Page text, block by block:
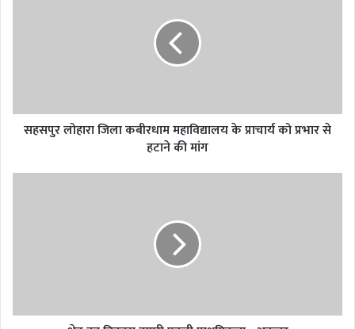
प्रभार
मांग
सहसपुर लोहारा जिला कबीरधाम महाविद्यालय के प्राचार्य को प्रभार से
हटाने की मांग